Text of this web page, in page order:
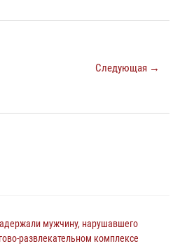
Следующая →
мужчину, нарушавшего
развлекательном комплексе